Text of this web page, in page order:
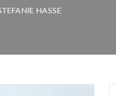
HASSE